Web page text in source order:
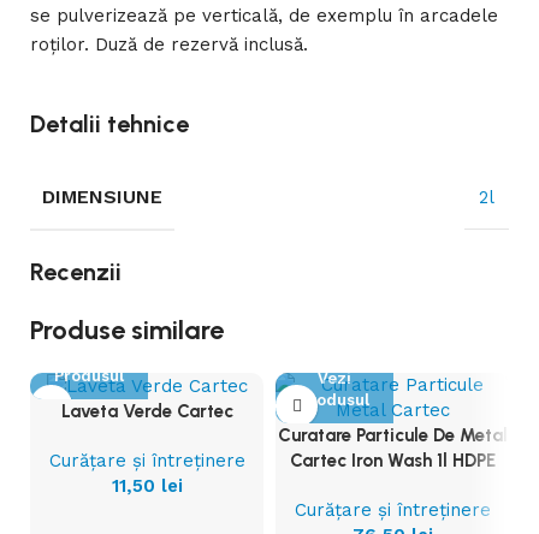
se pulverizează pe verticală, de exemplu în arcadele
roților. Duză de rezervă inclusă.
Detalii tehnice
DIMENSIUNE 2l
Recenzii
Produse similare
Produsul
Laveta Verde Cartec
Curățare și întreținere
11,50 lei
Vezi
Produsul
Curatare Particule De Metal
Cartec Iron Wash 1l HDPE
Curățare și întreținere